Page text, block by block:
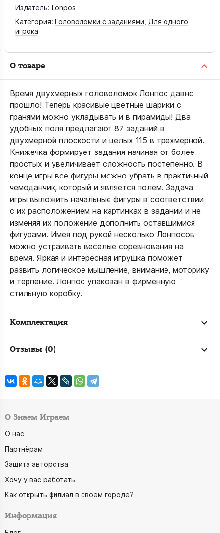
Издатель: Lonpos
Категория: Головоломки с заданиями Для одного
игрока
О товаре
Время двухмерных головоломок Лонпос давно
прошло! Теперь красивые цветные шарики с
гранями можно укладывать и в пирамиды! Два
удобных поля предлагают 87 заданий в
двухмерной плоскости и целых 115 в трехмерной.
Книжечка формирует задания начиная от более
простых и увеличивает сложность постепенно. В
конце игры все фигуры можно убрать в практичный
чемоданчик, который и является полем. Задача
игры выложить начальные фигуры в соответствии
с их расположением на картинках в задании и не
изменяя их положение дополнить оставшимися
фигурами. Имея под рукой несколько Лонпосов
можно устраивать веселые соревнования на
время. Яркая и интересная игрушка поможет
развить логическое мышление, внимание, моторику
и терпение. Лонпос упакован в фирменную
стильную коробку.
Комплектация
Отзывы (0)
О Знаем Играем
О нас
Партнёрам
Защита авторства
Хочу у вас работать
Как открыть филиал в своём городе?
Информация